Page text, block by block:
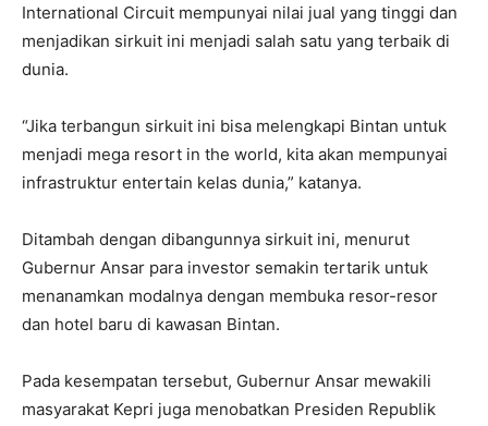
International Circuit mempunyai nilai jual yang tinggi dan
menjadikan sirkuit ini menjadi salah satu yang terbaik di
dunia.
“Jika terbangun sirkuit ini bisa melengkapi Bintan untuk
menjadi mega resort in the world, kita akan mempunyai
infrastruktur entertain kelas dunia,” katanya.
Ditambah dengan dibangunnya sirkuit ini, menurut
Gubernur Ansar para investor semakin tertarik untuk
menanamkan modalnya dengan membuka resor-resor
dan hotel baru di kawasan Bintan.
Pada kesempatan tersebut, Gubernur Ansar mewakili
masyarakat Kepri juga menobatkan Presiden Republik